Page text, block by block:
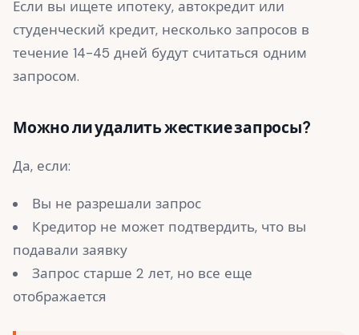
Если вы ищете ипотеку, автокредит или
студенческий кредит, несколько запросов в
течение 14-45 дней будут считаться одним
запросом.
Можно ли удалить жесткие запросы?
Да, если:
Вы не разрешали запрос
Кредитор не может подтвердить, что вы
подавали заявку
Запрос старше 2 лет, но все еще
отображается